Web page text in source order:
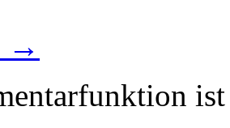
→
ist